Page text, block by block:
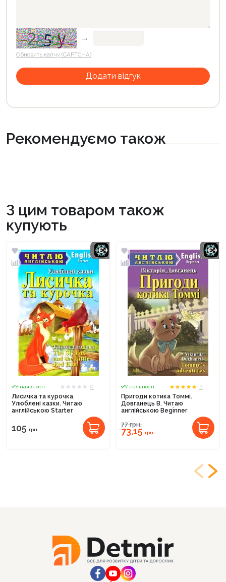
→
Обновить капчу (CAPTCHA)
Рекомендуємо також
З цим товаром також
купують
У наявності
0
Лисичка та курочка.
Улюблені казки. Читаю
англійською Starter
105 грн.
У наявності
2
Пригоди котика Томмі.
Довганець В. Читаю
англійською Beginner
77грн.
73,15 грн.